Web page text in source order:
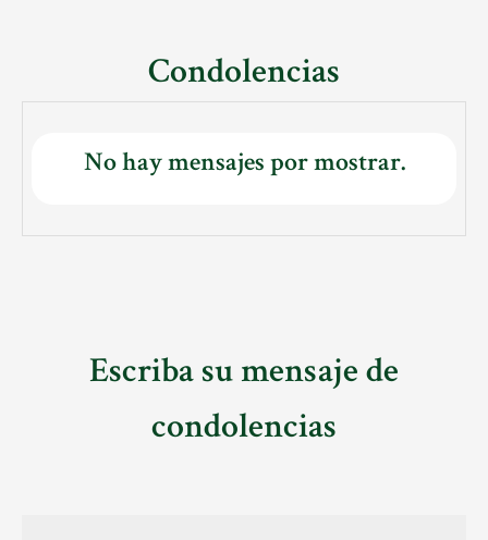
Condolencias
No hay mensajes por mostrar.
Escriba su mensaje de
condolencias